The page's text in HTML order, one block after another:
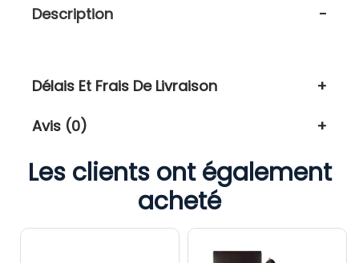
Description
Délais Et Frais De Livraison
Avis (0)
Les clients ont également
acheté